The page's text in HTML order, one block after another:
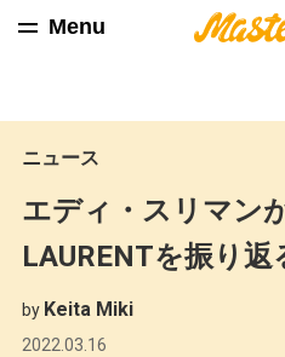
Menu
ニュース
エディ・スリマン
LAURENTを振り返
by Keita Miki
2022.03.16